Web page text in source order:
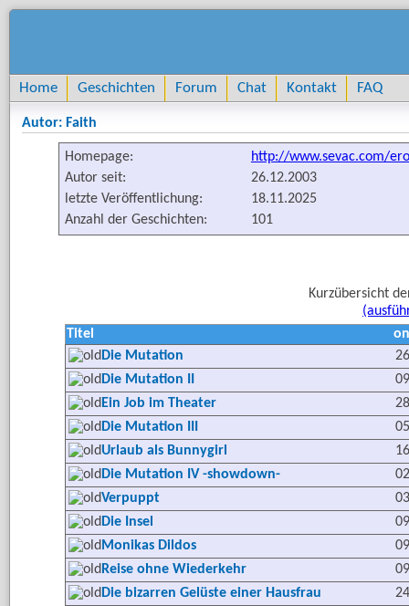
Home Geschichten Forum Chat Kontakt FAQ
Autor: Faith
Homepage:
http://www.sevac.com/
Autor seit:
26.12.2003
letzte Veröffentlichung:
18.11.2025
Anzahl der Geschichten:
101
Kurzübersicht
Titel
Die Mutation
Die Mutation II
Ein Job im Theater
Die Mutation III
Urlaub als Bunnygirl
Die Mutation IV -showdown-
Verpuppt
Die Insel
Monikas Dildos
Reise ohne Wiederkehr
Die bizarren Gelüste einer Hausfrau